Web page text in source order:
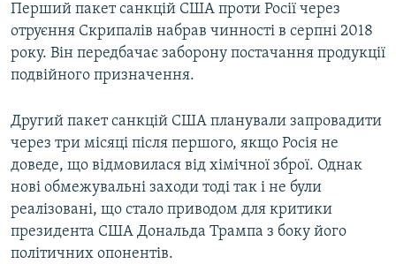
Перший пакет санкцій США проти Росії через
отруєння Скрипалів набрав чинності в серпні 2018
року. Він передбачає заборону постачання продукції
подвійного призначення.
Другий пакет санкцій США планували запровадити
через три місяці після першого, якщо Росія не
доведе, що відмовилася від хімічної зброї. Однак
нові обмежувальні заходи тоді так і не були
реалізовані, що стало приводом для критики
президента США Дональда Трампа з боку його
політичних опонентів.